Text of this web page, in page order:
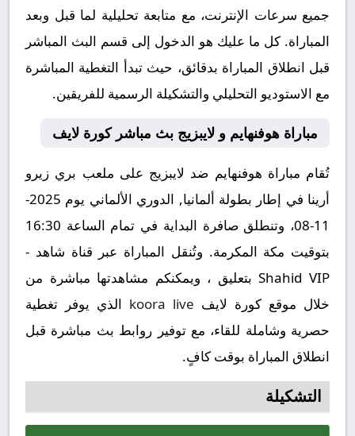
جميع سرعات الإنترنت، مع متابعة تحليلية لما قبل وبعد
المباراة. كل ما عليك هو الدخول إلى قسم البث المباشر
قبل انطلاق المباراة بدقائق، حيث تبدأ التغطية المباشرة
مع الاستوديو التحليلي والتشكيلة الرسمية للفريقين.
مباراة هوفنهايم و لايبزيج بث مباشر كورة لايف
تُقام مباراة هوفنهايم ضد لايبزيج على ملعب بري زيرو
أرينا في إطار بطولة ألمانيا, الدوري الألماني يوم 2025-
11-08، وتنطلق صافرة البداية في تمام الساعة 16:30
بتوقيت مكة المكرمة. وتُنقل المباراة عبر قناة شاهد -
Shahid VIP بتعليق ، ويمكنكم مشاهدتها مباشرة من
خلال موقع كورة لايف koora live الذي يوفر تغطية
حصرية وشاملة للقاء، مع توفير روابط بث مباشرة قبل
انطلاق المباراة بوقت كافٍ.
التشكيلة